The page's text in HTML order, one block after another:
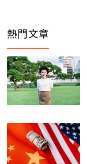
熱門文章